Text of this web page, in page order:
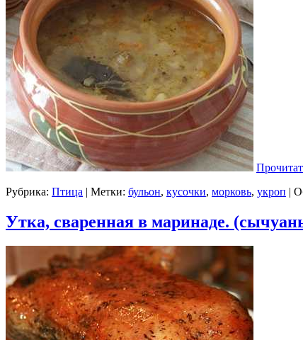
Рубрика: Птица | Метки: бульон, кусочки, морковь, укроп |
Утка, сваренная в маринаде.